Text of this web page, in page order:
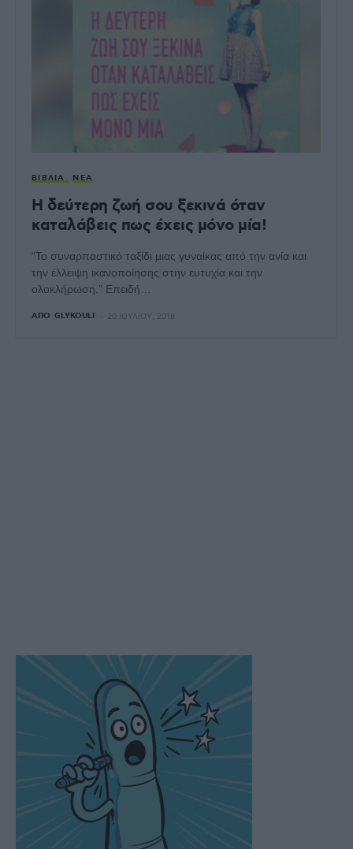
ΒΙΒΛΊΑ ΝΈΑ
Η δεύτερη ζωή σου ξεκινά όταν
καταλάβεις πως έχεις μόνο μία!
“Το συναρπαστικό ταξίδι µιας γυναίκας από την ανία και
την έλλειψη ικανοποίησης στην ευτυχία και την
ολοκλήρωση.” Επειδή…
ΑΠΌ GLYKOULI 20 ΙΟΥΛΊΟΥ, 2018